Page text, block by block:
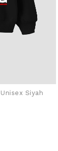
Siyah